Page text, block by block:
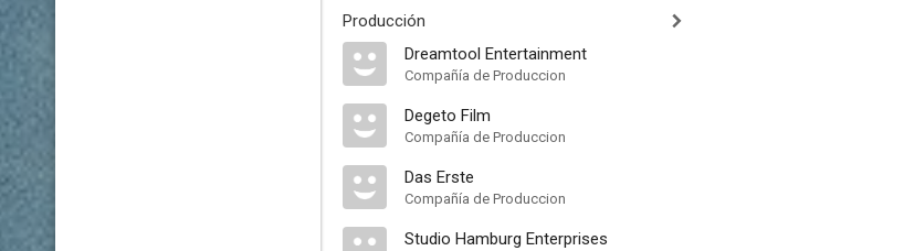
Producción
Dreamtool Entertainment
Compañía de Produccion
Degeto Film
Compañía de Produccion
Das Erste
Compañía de Produccion
Studio Hamburg Enterprises